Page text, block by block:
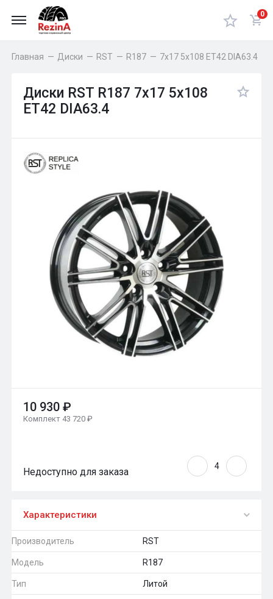
0
Главная — Диски — RST — R187 — 7x17 5x108 ET42 DIA63.4
Диски RST R187 7x17 5x108
ET42 DIA63.4
10 930 ₽
Комплект 43 720 ₽
Недоступно для заказа
Характеристики
Производитель RST
Модель R187
Тип Литой